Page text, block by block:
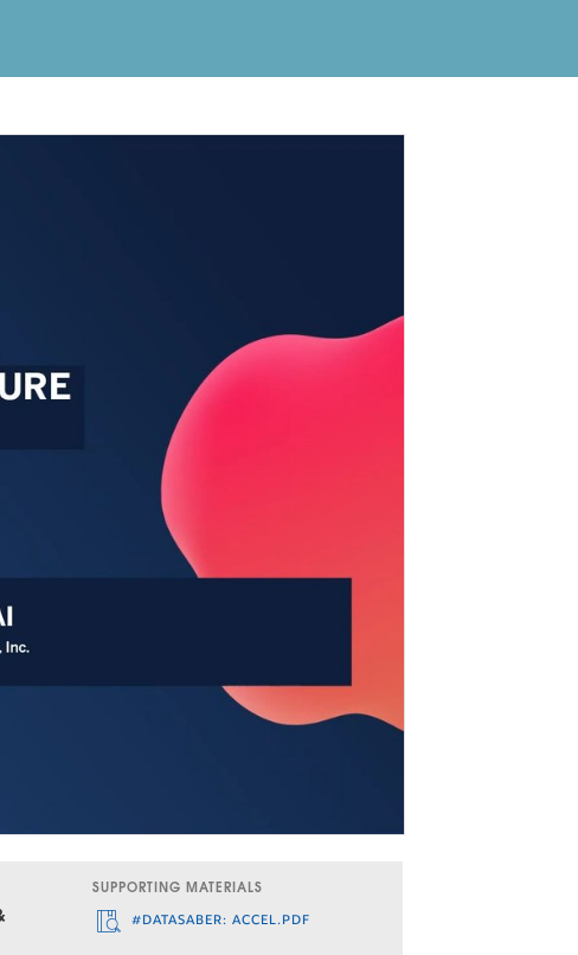
SUPPORTING MATERIALS
#DATASABER: ACCEL.PDF